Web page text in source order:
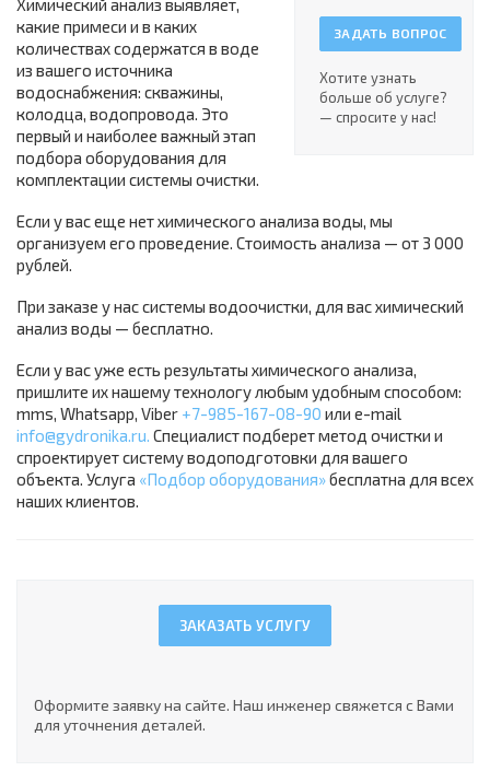
ЗАДАТЬ ВОПРОС
Хотите узнать
больше об услуге?
— спросите у нас!
Химический анализ выявляет,
какие примеси и в каких
количествах содержатся в воде
из вашего источника
водоснабжения: скважины,
колодца, водопровода. Это
первый и наиболее важный этап
подбора оборудования для
комплектации системы очистки.
Если у вас еще нет химического анализа воды, мы
организуем его проведение. Стоимость анализа — от 3 000
рублей.
При заказе у нас системы водоочистки, для вас химический
анализ воды — бесплатно.
Если у вас уже есть результаты химического анализа,
пришлите их нашему технологу любым удобным способом:
mms, Whatsapp, Viber +7-985-167-08-90 или e-mail
info@gydronika.ru. Специалист подберет метод очистки и
спроектирует систему водоподготовки для вашего
объекта. Услуга «Подбор оборудования»бесплатна для всех
наших клиентов.
ЗАКАЗАТЬ УСЛУГУ
Оформите заявку на сайте. Наш инженер свяжется с Вами
для уточнения деталей.